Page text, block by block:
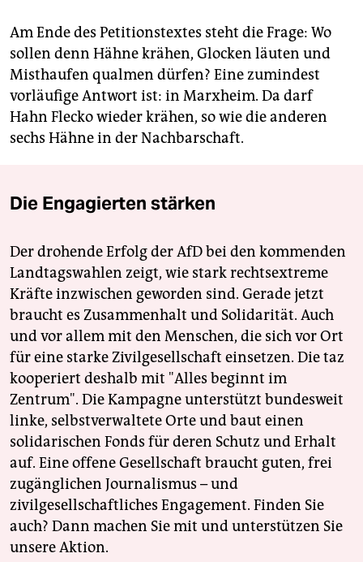
Am Ende des Petitionstextes steht die Frage: Wo
sollen denn Hähne krähen, Glocken läuten und
Misthaufen qualmen dürfen? Eine zumindest
vorläufige Antwort ist: in Marxheim. Da darf
Hahn Flecko wieder krähen, so wie die anderen
sechs Hähne in der Nachbarschaft.
Die Engagierten stärken
Der drohende Erfolg der AfD bei den kommenden
Landtagswahlen zeigt, wie stark rechtsextreme
Kräfte inzwischen geworden sind. Gerade jetzt
braucht es Zusammenhalt und Solidarität. Auch
und vor allem mit den Menschen, die sich vor Ort
für eine starke Zivilgesellschaft einsetzen. Die taz
kooperiert deshalb mit "Alles beginnt im
Zentrum". Die Kampagne unterstützt bundesweit
linke, selbstverwaltete Orte und baut einen
solidarischen Fonds für deren Schutz und Erhalt
auf. Eine offene Gesellschaft braucht guten, frei
zugänglichen Journalismus – und
zivilgesellschaftliches Engagement. Finden Sie
auch? Dann machen Sie mit und unterstützen Sie
unsere Aktion.